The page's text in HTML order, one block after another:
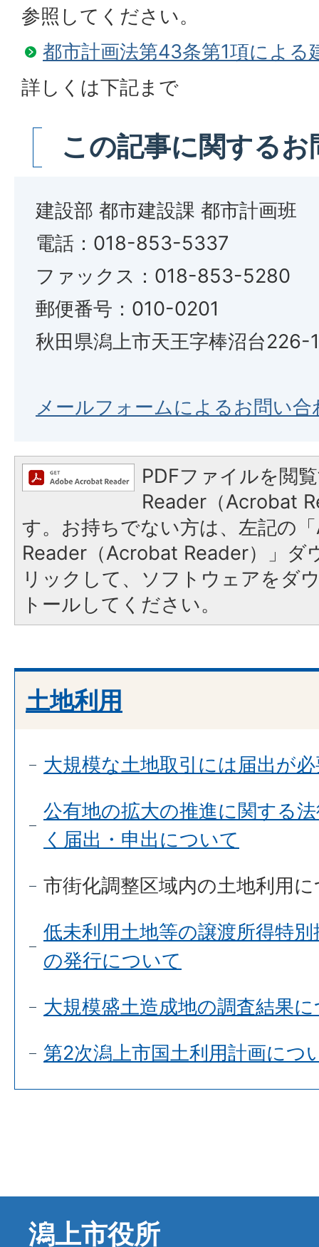
参照してください。
都市計画法第43条第1項による
詳しくは下記まで
この記事に関する
建設部 都市建設課 都市計画班
電話：018-853-5337
ファックス：018-853-5280
郵便番号：010-0201
秋田県潟上市天王字棒沼台226-1
メールフォームによるお問い合
PDFファイルを閲
Reader（Acrobat
す。お持ちでない方は、左記の
Reader（Acrobat Reader）」ダ
リックして、ソフトウェアをダ
トールしてください。
土地利用
大規模な土地取引には届出が
公有地の拡大の推進に関する
く届出・申出について
市街化調整区域内の土地利用
低未利用土地等の譲渡所得特
の発行について
大規模盛土造成地の調査結果
第2次潟上市国土利用計画につ
潟上市役所